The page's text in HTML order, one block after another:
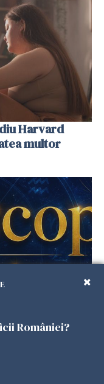
Harvard
multor
schimbă ritmul
uși
României?